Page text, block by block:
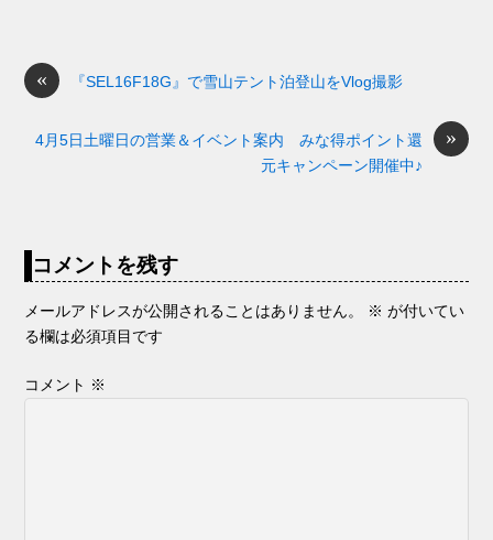
o
k
s
y
n
g
er
« 『SEL16F18G』で雪山テント泊登山をVlog撮影
»
4月5日土曜日の営業＆イベント案内 みな得ポイント還
元キャンペーン開催中♪
コメントを残す
メールアドレスが公開されることはありません。 ※ が付いてい
る欄は必須項目です
コメント ※